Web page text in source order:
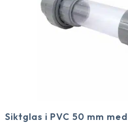
Siktglas i PVC 50 mm